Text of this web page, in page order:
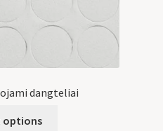
dangteliai
options